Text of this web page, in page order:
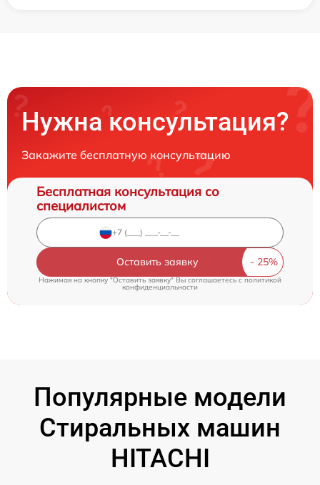
Нужна консультация?
Закажите бесплатную консультацию
Бесплатная консультация со
специалистом
Оставить заявку
Нажимая на кнопку "Оставить заявку" Вы соглашаетесь cполитикой
конфиденциальности
Популярные модели
Стиральных машин
HITACHI